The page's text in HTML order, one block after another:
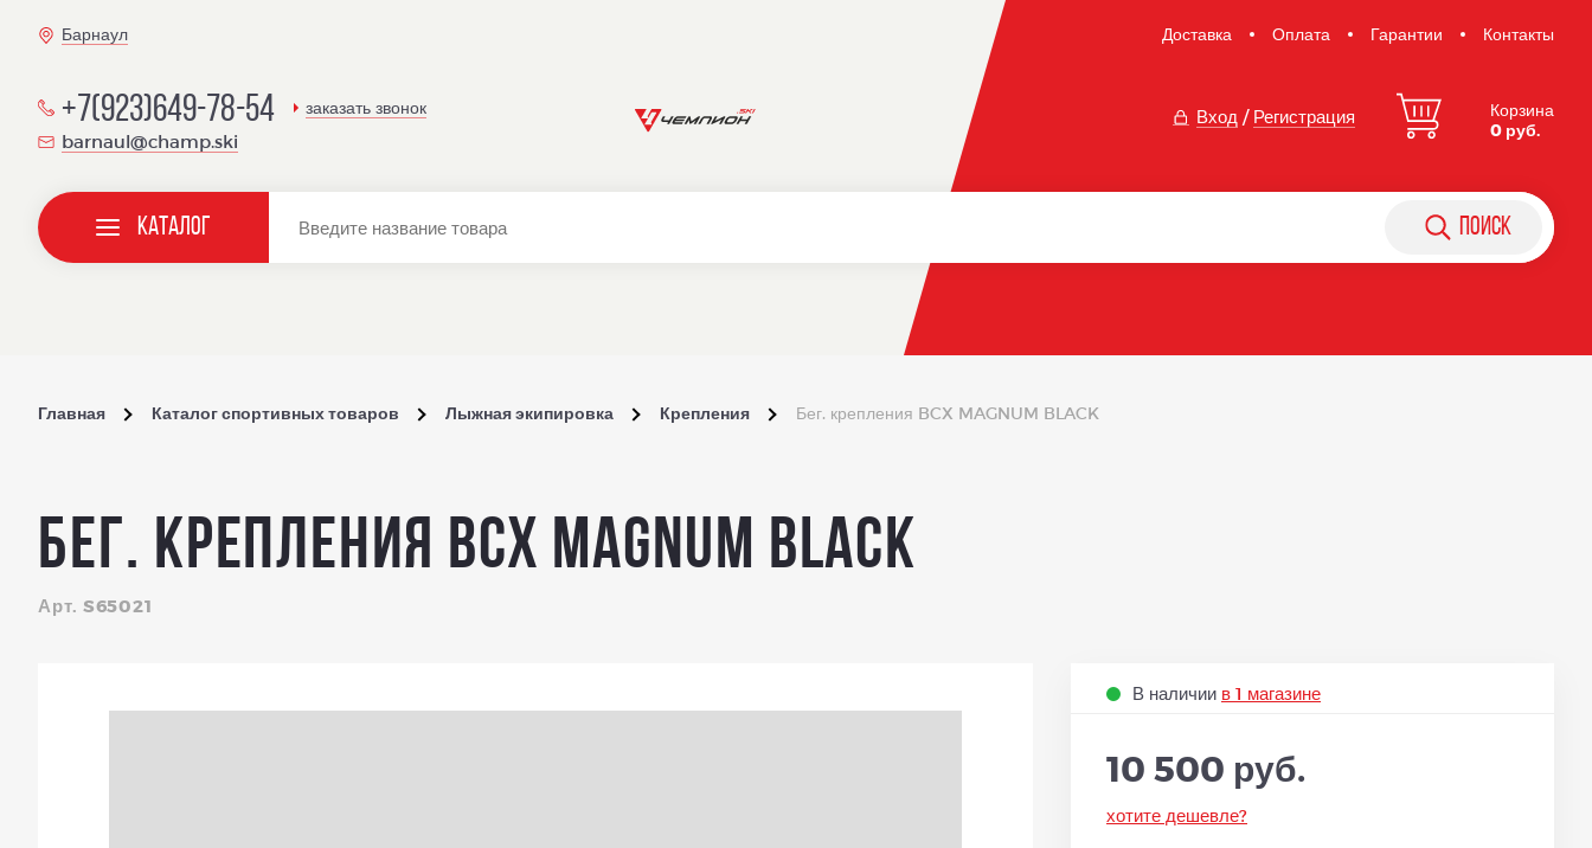
Барнаул Доставка Оплата Гарантии Контакты
+7(923)649-78-54 заказать звонок
barnaul@champ.ski
Вход / Регистрация
Корзина
0 руб.
Каталог поиск
Главная Каталог спортивных товаров Лыжная экипировка Крепления Бег. крепления BCX MAGNUM BLACK
Бег. крепления BCX MAGNUM BLACK
Арт. S65021
В наличии в 1 магазине
10 500 руб.
хотите дешевле?